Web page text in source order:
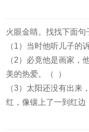
火眼金睛。找找下面句
（1）当时他听儿子的
（2）必竟他是画家，
美的热爱。（ ）
（3）太阳还没有出来
红，像镶上了一到红边